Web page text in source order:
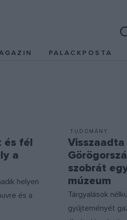
PALACKPOSTA
és fél
a
helyen
és a
TUDOMÁNY
Visszaadta
szobrát
múzeum
Tárgyalások
gyűjteményét